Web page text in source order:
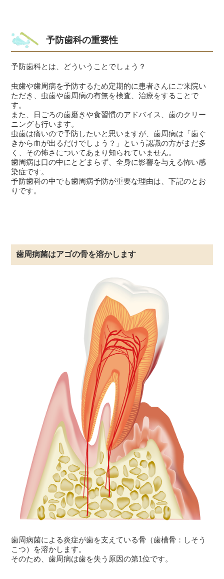
予防歯科の重要性
予防歯科とは、どういうことでしょう？
虫歯や歯周病を予防するため定期的に患者さんにご来院い
ただき、虫歯や歯周病の有無を検査、治療をすることで
す。
また、日ごろの歯磨きや食習慣のアドバイス、歯のクリー
ニングも行います。
虫歯は痛いので予防したいと思いますが、歯周病は「歯ぐ
きから血が出るだけでしょう？」という認識の方がまだ多
く、その怖さについてあまり知られていません。
歯周病は口の中にとどまらず、全身に影響を与える怖い感
染症です。
予防歯科の中でも歯周病予防が重要な理由は、下記のとお
りです。
歯周病菌はアゴの骨を溶かします
歯周病菌による炎症が歯を支えている骨（歯槽骨：しそう
こつ）を溶かします。
そのため、歯周病は歯を失う原因の第1位です。